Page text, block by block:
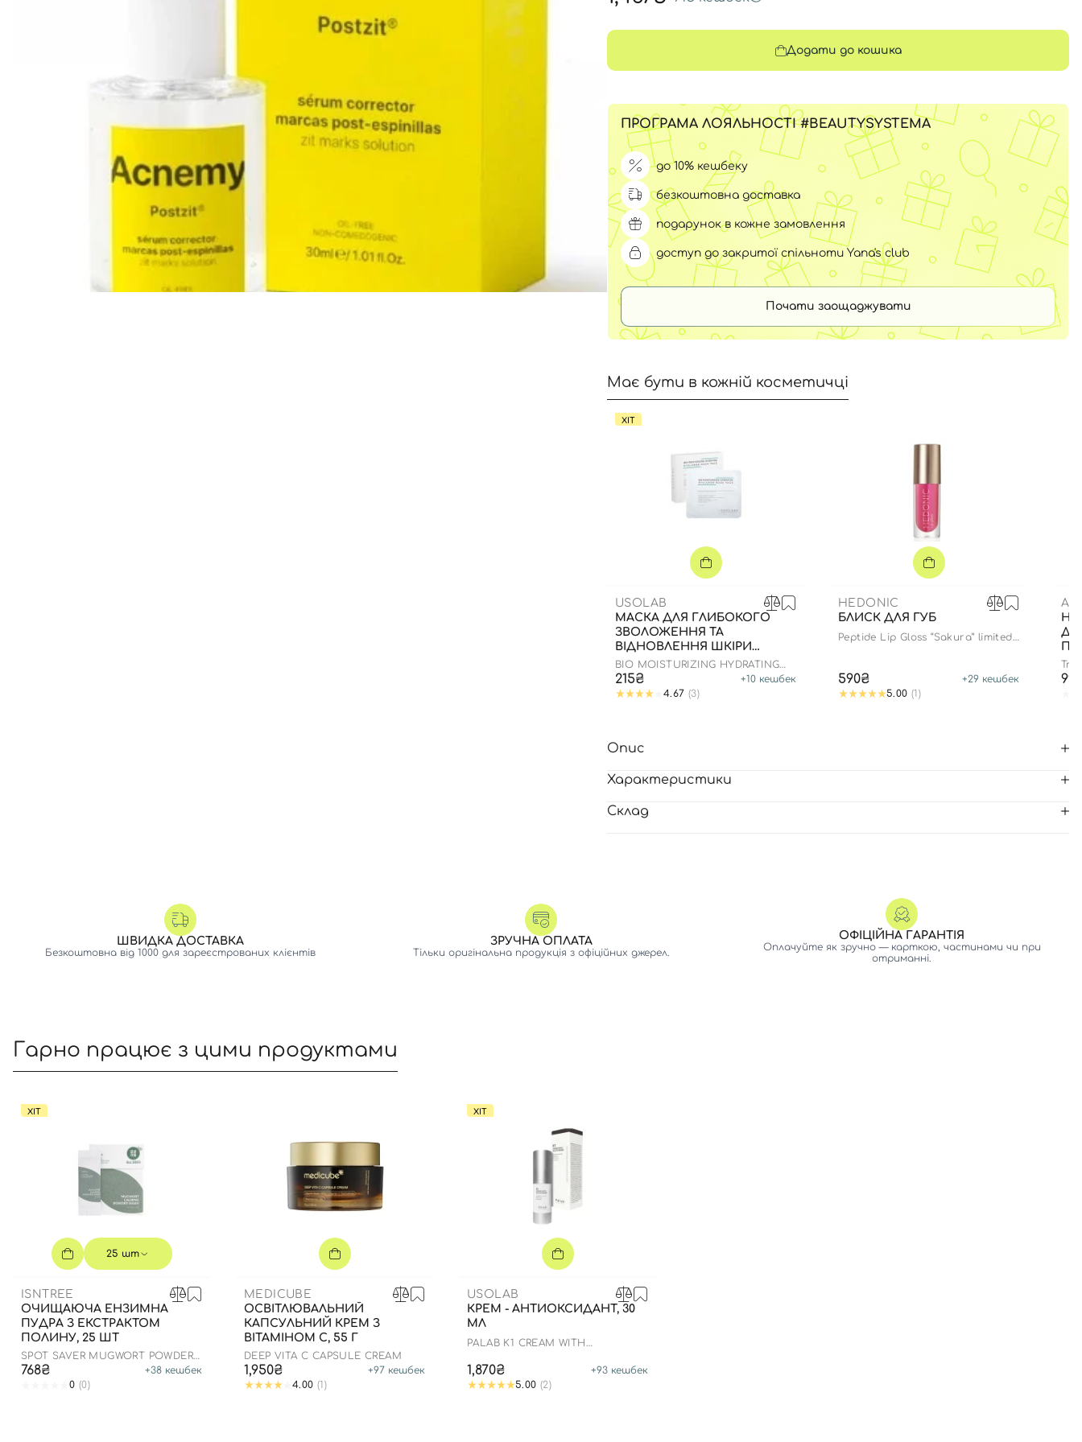
СПФ захист для дітей
Всі товари
Додати до кошика
ПРОГРАМА ЛОЯЛЬНОСТІ #BEAUTYSYSTEMA
до 10% кешбеку
безкоштовна доставка
подарунок в кожне замовлення
доступ до закритої спільноти Yana's club
Почати заощаджувати
Має бути в кожній косметичці
ХІТ
USOLAB
МАСКА ДЛЯ ГЛИБОКОГО
ЗВОЛОЖЕННЯ ТА
ВІДНОВЛЕННЯ ШКІРИ
ОБЛИЧЧЯ З
ЗАСПОКІЙЛИВИМ ЕФЕКТОМ
BIO MOISTURIZING HYDRATING
HYALURON MASK
215₴ +10 кешбек
4.67 (3)
HEDONIC
БЛИСК ДЛЯ ГУБ
Peptide Lip Gloss “Sakura” limited
590₴ +29 кешбек
5.00 (1)
Опис
Характеристики
Склад
ШВИДКА ДОСТАВКА
Безкоштовна від 1000 для зареєстрованих клієнтів
ЗРУЧНА ОПЛАТА
Тільки оригінальна продукція з офіційних джерел.
ОФІЦІЙНА ГАРАНТІЯ
Оплачуйте як зручно — карткою, частинами чи при
отриманні.
Гарно працює з цими продуктами
ХІТ
25 шт
ISNTREE
ОЧИЩАЮЧА ЕНЗИМНА
ПУДРА З ЕКСТРАКТОМ
ПОЛИНУ, 25 ШТ
SPOT SAVER MUGWORT POWDER
WASH
768₴ +38 кешбек
0 (0)
MEDICUBE
ОСВІТЛЮВАЛЬНИЙ
КАПСУЛЬНИЙ КРЕМ З
ВІТАМІНОМ С, 55 Г
DEEP VITA C CAPSULE CREAM
1,950₴ +97 кешбек
4.00 (1)
ХІТ
USOLAB
КРЕМ - АНТИОКСИДАНТ, 30
МЛ
PALAB K1 CREAM WITH
1,870₴ +93 кешбек
5.00 (2)
Вхід